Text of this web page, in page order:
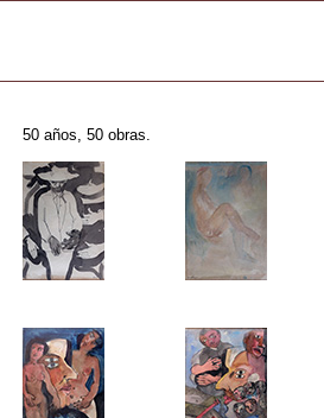
50 años, 50 obras.